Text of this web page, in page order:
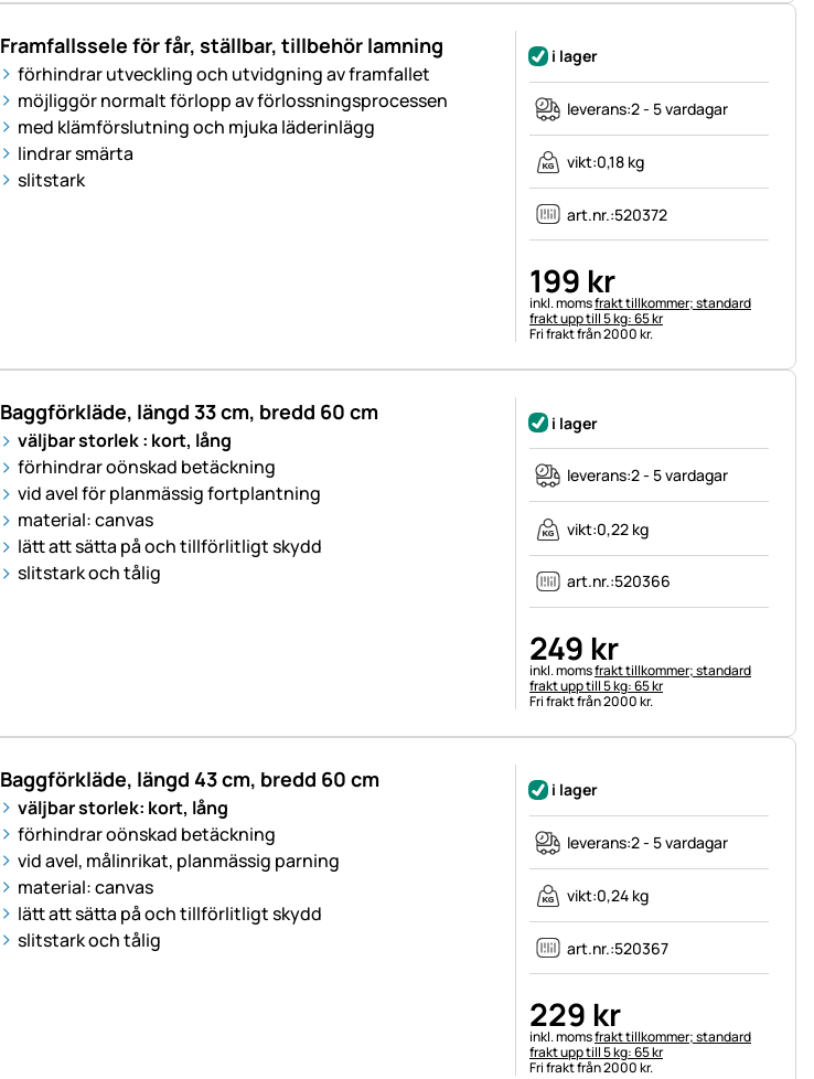
Framfallssele för får, ställbar, tillbehör lamning
förhindrar utveckling och utvidgning av framfallet
möjliggör normalt förlopp av förlossningsprocessen
med klämförslutning och mjuka läderinlägg
lindrar smärta
slitstark
i lager
leverans:2 - 5 vardagar
vikt:0,18 kg
art.nr.:520372
199 kr
Skatteinformation:
inkl. momsfrakt tillkommer; standard
frakt upp till 5 kg: 65 kr
Fri frakt från 2000 kr.
Baggförkläde, längd 33 cm, bredd 60 cm
väljbar storlek : kort, lång
förhindrar oönskad betäckning
vid avel för planmässig fortplantning
material: canvas
lätt att sätta på och tillförlitligt skydd
slitstark och tålig
i lager
leverans:2 - 5 vardagar
vikt:0,22 kg
art.nr.:520366
249 kr
Skatteinformation:
inkl. momsfrakt tillkommer; standard
frakt upp till 5 kg: 65 kr
Fri frakt från 2000 kr.
Baggförkläde, längd 43 cm, bredd 60 cm
väljbar storlek: kort, lång
förhindrar oönskad betäckning
vid avel, målinrikat, planmässig parning
material: canvas
lätt att sätta på och tillförlitligt skydd
slitstark och tålig
i lager
leverans:2 - 5 vardagar
vikt:0,24 kg
art.nr.:520367
229 kr
Skatteinformation:
inkl. momsfrakt tillkommer; standard
frakt upp till 5 kg: 65 kr
Fri frakt från 2000 kr.